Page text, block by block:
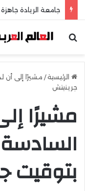
بحث عن
الرئيسية/ مشيرًا إلى أن
جرينيتش
مشيرًا
بتوقيت